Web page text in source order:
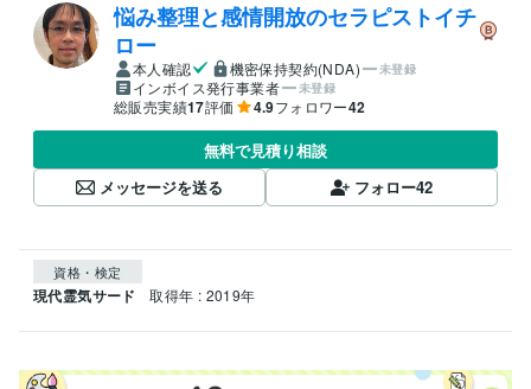
悩み整理と感情開放のセラピストイチ
ロー
本人確認 機密保持契約(NDA) 未登録
インボイス発行事業者 未登録
総販売実績17評価 4.9フォロワー42
無料で見積り相談
メッセージを送る
フォロー42
資格・検定
現代霊気サード 取得年 : 2019年